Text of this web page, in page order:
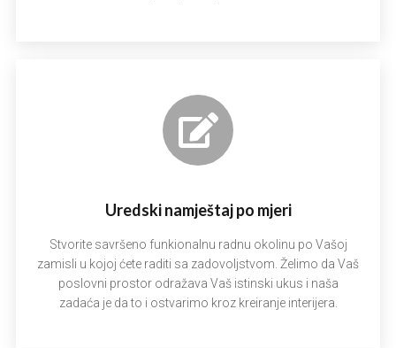
Uredski namještaj po mjeri
Stvorite savršeno funkionalnu radnu okolinu po Vašoj
zamisli u kojoj ćete raditi sa zadovoljstvom. Želimo da Vaš
poslovni prostor odražava Vaš istinski ukus i naša
zadaća je da to i ostvarimo kroz kreiranje interijera.